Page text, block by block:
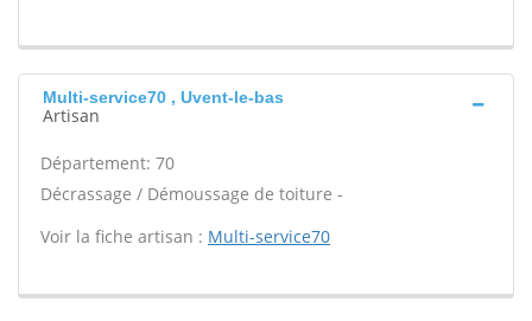
Multi-service70 , Uvent-le-bas
Artisan
Département: 70
Décrassage / Démoussage de toiture -
Voir la fiche artisan : Multi-service70